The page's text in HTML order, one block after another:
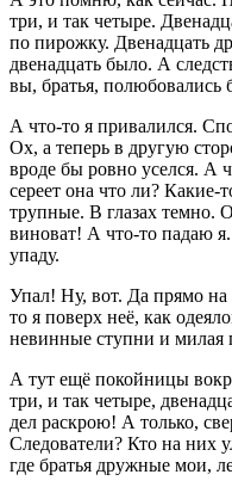
три, и так четыре.
по пирожку. Двенадцать
двенадцать было. А
вы, братья, полюбовались
А что-то я привалился.
Ох, а теперь в другую
вроде бы ровно уселся. А
сереет она что ли? Какие-
трупные. В глазах темно.
виноват! А что-то падаю я.
упаду.
Упал! Ну, вот. Да прямо
то я поверх неё, как
невинные ступни и милая
А тут ещё покойницы
три, и так четыре,
дел раскрою! А только,
Следователи? Кто на них
где братья дружные мои,